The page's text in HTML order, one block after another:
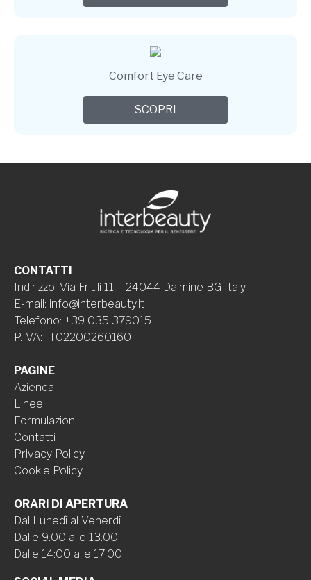
Comfort Eye Care
SCOPRI
CONTATTI
Indirizzo: Via Friuli 11 – 24044 Dalmine BG Italy
E-mail: info@interbeauty.it
Telefono: +39 035 379015
P.IVA: IT02200260160
PAGINE
Azienda
Linee
Formulazioni
Contatti
Privacy Policy
Cookie Policy
ORARI DI APERTURA
Dal Lunedì al Venerdì
Dalle 9:00 alle 13:00
Dalle 14:00 alle 17:00